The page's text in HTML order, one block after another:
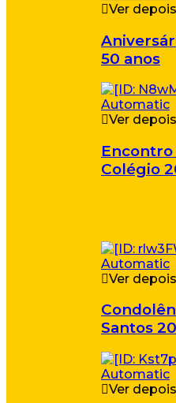
Ver depois
50 anos
Ver depois
Colégio
Ver depois
Santos
Ver depois